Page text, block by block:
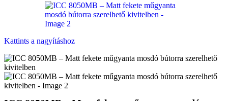
Kattints a nagyításhoz